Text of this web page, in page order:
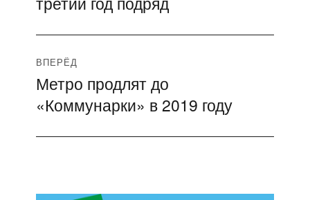
ВПЕРЁД
Следующая
запись:
Метро продлят до
«Коммунарки» в 2019 году